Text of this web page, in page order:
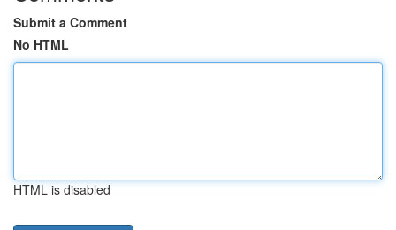
Submit a Comment
No HTML
HTML is disabled